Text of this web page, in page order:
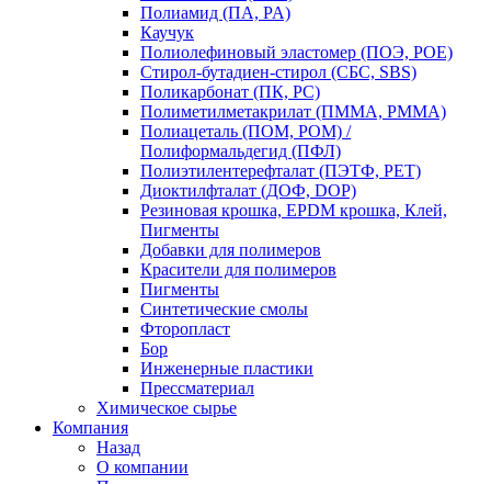
Полиамид (ПА, PA)
Каучук
Полиолефиновый эластомер (ПОЭ, POE)
Стирол-бутадиен-стирол (СБС, SBS)
Поликарбонат (ПК, PC)
Полиметилметакрилат (ПММА, PMMA)
Полиацеталь (ПОМ, POM) /
Полиформальдегид (ПФЛ)
Полиэтилентерефталат (ПЭТФ, PET)
Диоктилфталат (ДОФ, DOP)
Резиновая крошка, EPDM крошка, Клей,
Пигменты
Добавки для полимеров
Красители для полимеров
Пигменты
Синтетические смолы
Фторопласт
Бор
Инженерные пластики
Прессматериал
Химическое сырье
Компания
Назад
О компании